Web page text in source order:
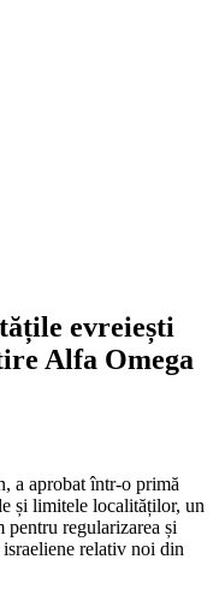
evreiești
Alfa Omega
a aprobat într-o primă
și limitele localităților, un
pentru regularizarea și
relativ noi din